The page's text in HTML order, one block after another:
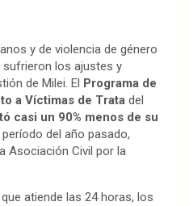
y de violencia de género
sufrieron los ajustes y
de Milei. El Programa de
a Víctimas de Trata del
casi un 90% menos de su
del año pasado,
Asociación Civil por la
que atiende las 24 horas, los